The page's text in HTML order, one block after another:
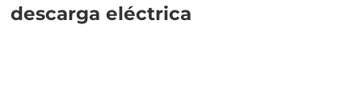
descarga eléctrica